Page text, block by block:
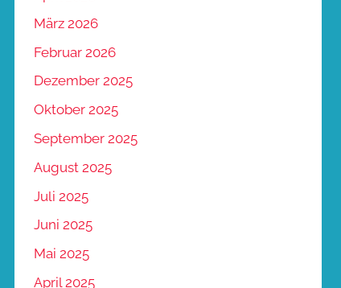
März 2026
Februar 2026
Dezember 2025
Oktober 2025
September 2025
August 2025
Juli 2025
Juni 2025
Mai 2025
April 2025